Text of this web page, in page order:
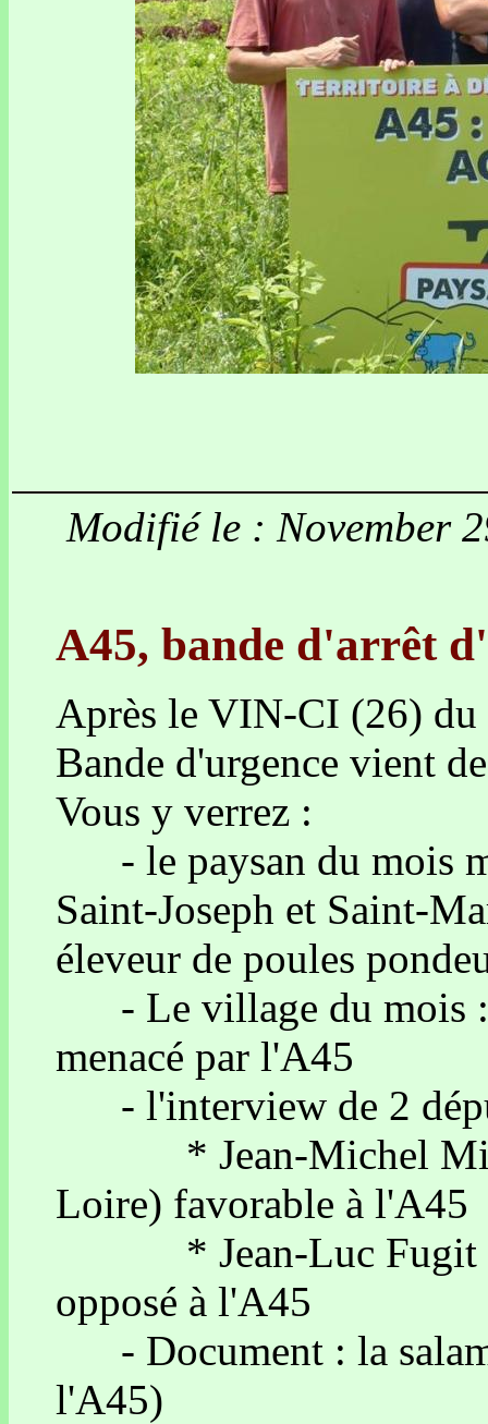
Modifié le : November
A45, bande d'arrêt
Après le VIN-CI (26) du
Bande d'urgence vient
Vous y verrez :
- le paysan du mois
Saint-Joseph et Saint-
éleveur de poules
- Le village du mois :
menacé par l'A45
- l'interview de 2
* Jean-Michel Mis
Loire) favorable à l'A45
* Jean-Luc Fugit
opposé à l'A45
- Document : la
l'A45)